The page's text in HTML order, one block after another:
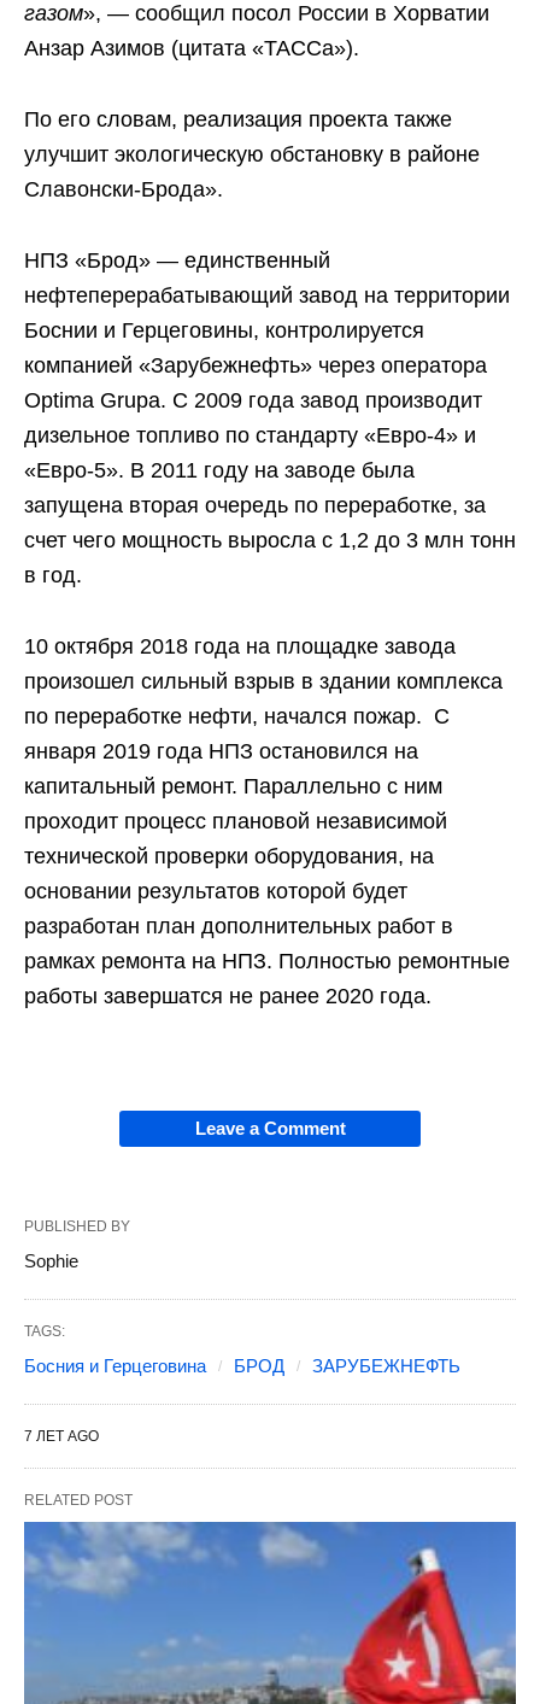
газом», — сообщил посол России в Хорватии
Анзар Азимов (цитата «ТАССа»).
По его словам, реализация проекта также
улучшит экологическую обстановку в районе
Славонски-Брода».
НПЗ «Брод» — единственный
нефтеперерабатывающий завод на территории
Боснии и Герцеговины, контролируется
компанией «Зарубежнефть» через оператора
Optima Grupa. С 2009 года завод производит
дизельное топливо по стандарту «Евро-4» и
«Евро-5». В 2011 году на заводе была
запущена вторая очередь по переработке, за
счет чего мощность выросла с 1,2 до 3 млн тонн
в год.
10 октября 2018 года на площадке завода
произошел сильный взрыв в здании комплекса
по переработке нефти, начался пожар. С
января 2019 года НПЗ остановился на
капитальный ремонт. Параллельно с ним
проходит процесс плановой независимой
технической проверки оборудования, на
основании результатов которой будет
разработан план дополнительных работ в
рамках ремонта на НПЗ. Полностью ремонтные
работы завершатся не ранее 2020 года.
Leave a Comment
PUBLISHED BY
Sophie
TAGS:
Босния и Герцеговина БРОД ЗАРУБЕЖНЕФТЬ
7 ЛЕТ AGO
RELATED POST